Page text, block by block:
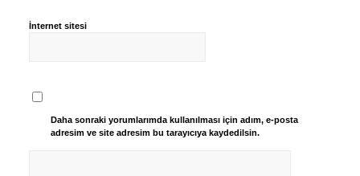
İnternet sitesi
Daha sonraki yorumlarımda kullanılması için adım, e-posta
adresim ve site adresim bu tarayıcıya kaydedilsin.